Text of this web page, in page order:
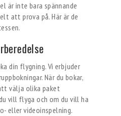
är inte bara spännande
att prova på. Här är de
din flygning. Vi erbjuder
När du bokar,
välja olika paket
vill flyga och om du vill ha
eller videoinspelning.